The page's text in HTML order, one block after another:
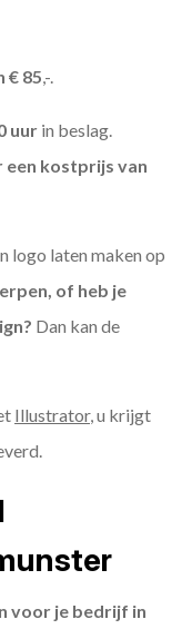
€ 85,-.
uur in beslag.
een kostprijs van
logo laten maken op
of heb je
Dan kan de
Illustrator, u krijgt
voor je bedrijf in